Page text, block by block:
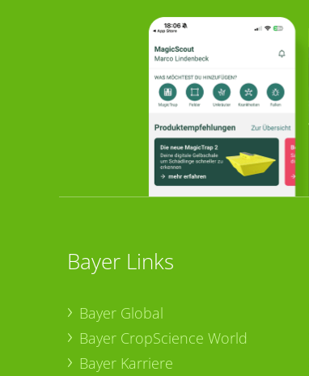
Bayer Links
Bayer Global
Bayer CropScience World
Bayer Karriere